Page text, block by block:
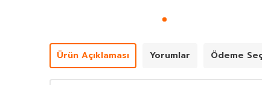
Ürün Açıklaması Yorumlar Ödeme